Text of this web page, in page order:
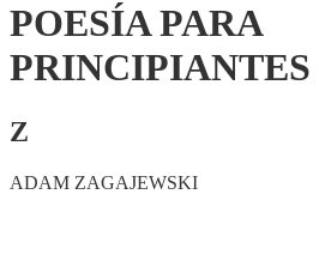
POESÍA PARA
PRINCIPIANTES
Z
ADAM ZAGAJEWSKI